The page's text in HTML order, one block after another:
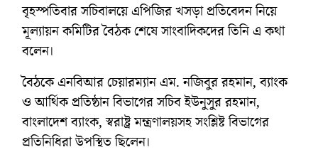
বৃহস্পতিবার সচিবালয়ে এপিজির খসড়া প্রতিবেদন নিয়ে
মূল্যায়ন কমিটির বৈঠক শেষে সাংবাদিকদের তিনি এ কথা
বলেন।
বৈঠকে এনবিআর চেয়ারম্যান এম. নজিবুর রহমান, ব্যাংক
ও আর্থিক প্রতিষ্ঠান বিভাগের সচিব ইউনুসুর রহমান,
বাংলাদেশ ব্যাংক, স্বরাষ্ট্র মন্ত্রণালয়সহ সংশ্লিষ্ট বিভাগের
প্রতিনিধিরা উপস্থিত ছিলেন।